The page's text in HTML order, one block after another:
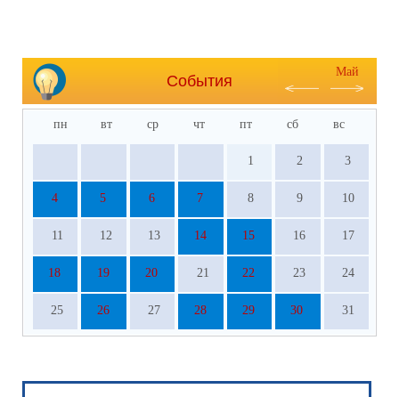
События
Май
пн вт ср чт пт сб вс
1 2 3
4 5 6 7 8 9 10
11 12 13 14 15 16 17
18 19 20 21 22 23 24
25 26 27 28 29 30 31